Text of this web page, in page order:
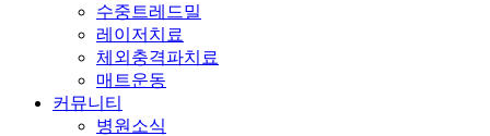
수중트레드밀
레이저치료
체외충격파치료
매트운동
커뮤니티
병원소식